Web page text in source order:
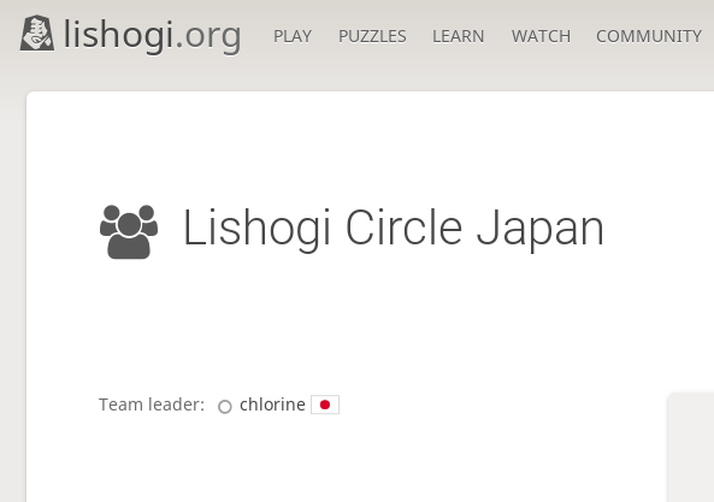
lishogi.org PLAY PUZZLES LEARN WATCH COMMUNITY
Lishogi Circle Japan
Team leader: chlorine